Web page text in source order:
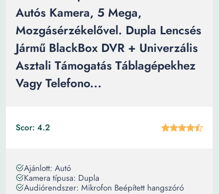
Autós Kamera, 5 Mega,
Mozgásérzékelővel. Dupla Lencsés
Jármű BlackBox DVR + Univerzális
Asztali Támogatás Táblagépekhez
Vagy Telefono...
Scor: 4.2
Ajánlott: Autó
Kamera típusa: Dupla
Audiórendszer: Mikrofon Beépített hangszóró